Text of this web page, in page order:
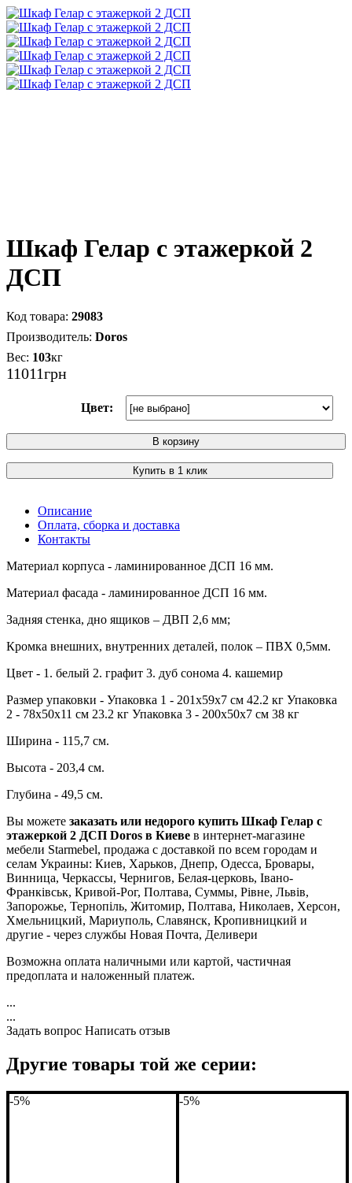
Шкаф Гелар с этажеркой 2
ДСП
29083
Doros
103кг
11011грн
Цвет:
В корзину
Купить в 1 клик
Описание
Оплата, сборка и доставка
Контакты
Материал корпуса - ламинированное ДСП 16 мм.
Материал фасада - ламинированное ДСП 16 мм.
Задняя стенка, дно ящиков – ДВП 2,6 мм;
Кромка внешних, внутренних деталей, полок – ПВХ 0,5мм.
Цвет - 1. белый 2. графит 3. дуб сонома 4. кашемир
Размер упаковки - Упаковка 1 - 201х59х7 см 42.2 кг Упаковка
2 - 78х50х11 см 23.2 кг Упаковка 3 - 200х50х7 см 38 кг
Ширина - 115,7 см.
Высота - 203,4 см.
Глубина - 49,5 см.
Вы можете заказать или недорого купить Шкаф Гелар с
этажеркой 2 ДСП Doros в Киеве в интернет-магазине
мебели Starmebel, продажа с доставкой по всем городам и
селам Украины: Киев, Харьков, Днепр, Одесса, Бровары,
Винница, Черкассы, Чернигов, Белая-церковь, Івано-
Франківськ, Кривой-Рог, Полтава, Суммы, Рівне, Львів,
Запорожье, Тернопіль, Житомир, Полтава, Николаев, Херсон,
Хмельницкий, Мариуполь, Славянск, Кропивницкий и
другие - через службы Новая Почта, Деливери
Возможна оплата наличными или картой, частичная
предоплата и наложенный платеж.
...
...
Задать вопрос Написать отзыв
Другие товары той же серии:
-5% -5%